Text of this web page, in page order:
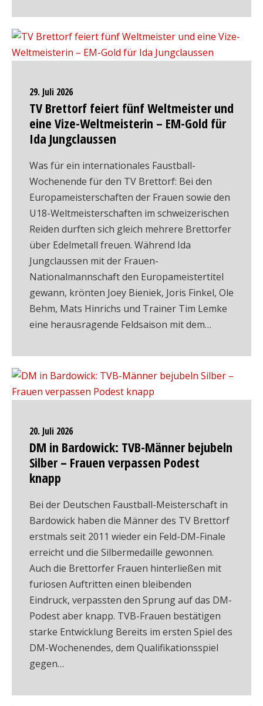
29. Juli 2026
TV Brettorf feiert fünf Weltmeister und
eine Vize-Weltmeisterin – EM-Gold für
Ida Jungclaussen
Was für ein internationales Faustball-
Wochenende für den TV Brettorf: Bei den
Europameisterschaften der Frauen sowie den
U18-Weltmeisterschaften im schweizerischen
Reiden durften sich gleich mehrere Brettorfer
über Edelmetall freuen. Während Ida
Jungclaussen mit der Frauen-
Nationalmannschaft den Europameistertitel
gewann, krönten Joey Bieniek, Joris Finkel, Ole
Behm, Mats Hinrichs und Trainer Tim Lemke
eine herausragende Feldsaison mit dem…
20. Juli 2026
DM in Bardowick: TVB-Männer bejubeln
Silber – Frauen verpassen Podest
knapp
Bei der Deutschen Faustball-Meisterschaft in
Bardowick haben die Männer des TV Brettorf
erstmals seit 2011 wieder ein Feld-DM-Finale
erreicht und die Silbermedaille gewonnen.
Auch die Brettorfer Frauen hinterließen mit
furiosen Auftritten einen bleibenden
Eindruck, verpassten den Sprung auf das DM-
Podest aber knapp. TVB-Frauen bestätigen
starke Entwicklung Bereits im ersten Spiel des
DM-Wochenendes, dem Qualifikationsspiel
gegen…